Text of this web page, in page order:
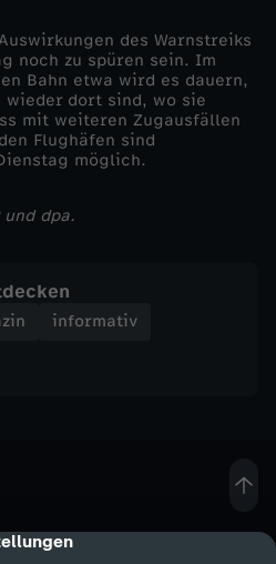
des Warnstreiks
noch zu spüren sein. Im
Bahn etwa wird es dauern,
wieder dort sind, wo sie
mit weiteren Zugausfällen
Flughäfen sind
möglich.
und dpa.
informativ